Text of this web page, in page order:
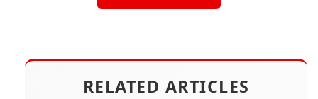
RELATED ARTICLES